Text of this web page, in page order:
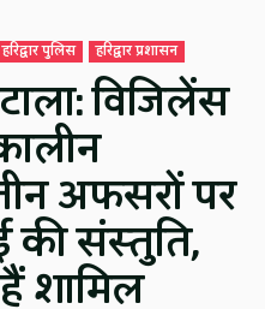
हरिद्वार पुलिस हरिद्वार प्रशासन
विजिलेंस
अफसरों पर
की संस्तुति,
शामिल